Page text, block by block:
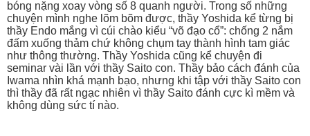
bóng nặng xoay vòng số 8 quanh người. Trong số những
chuyện mình nghe lõm bõm được, thầy Yoshida kể từng bị
thầy Endo mắng vì cúi chào kiểu “võ đạo cổ”: chống 2 nắm
đấm xuống thảm chứ không chụm tay thành hình tam giác
như thông thường. Thầy Yoshida cũng kể chuyện đi
seminar vài lần với thầy Saito con. Thầy bảo cách đánh của
Iwama nhìn khá mạnh bạo, nhưng khi tập với thầy Saito con
thì thầy đã rất ngạc nhiên vì thầy Saito đánh cực kì mềm và
không dùng sức tí nào.